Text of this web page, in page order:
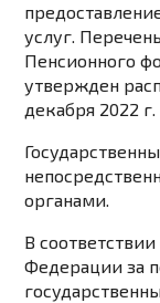
услуг.
Пенсионного
утвержден
декабря 2022
органами.
В
Федерации за